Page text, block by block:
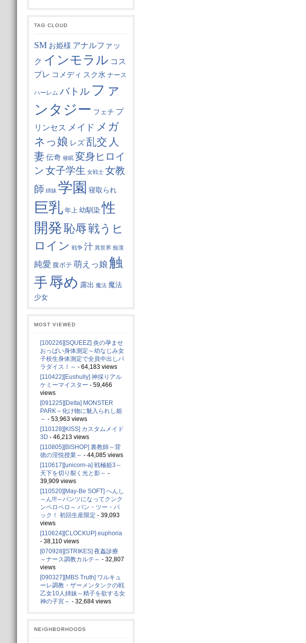
TAG CLOUD
SM お姫様 アナルファッ
ク インモラル コス
プレ コメディ スク水 ナース
ハーレム バトル ファ
ンタジー フェチ プ
リンセス メイド メガ
ネっ娘 レズ 乱交 人
妻 伝奇 催眠 変身ヒロイ
ン女子学生 女戦士 女教
師 姉妹 学園 寝取られ
巨乳 年上 幼馴染 性
開発恥辱戦うヒ
ロイン 戦争 汁 異世界 痴漢
純愛 腹ボテ 萌えっ娘 触
手辱め 露出 魔法 魔法
少女
MOST VIEWED
[100226][SQUEEZ] 炎の孕ませ
おっぱい身体測定～幼なじみ女
子校生身体測定で全員中出しパ
ラダイス！～ - 64,183 views
[110422][Eushully] 神採りアル
ケミーマイスター - 59,466
views
[091225][Delta] MONSTER
PARK～化け物に魅入られし姫
～ - 53,963 views
[110128][KISS] カスタムメイド
3D - 46,213 views
[110805][BISHOP] 裏教師～背
徳の淫悦授業～ - 44,085 views
[110617][unicorn-a] 戦極姫3～
天下を切り裂く光と影～ -
39,909 views
[110520][May-Be SOFT] へんし
～ん!!!～パンツになってクンク
ンペロペロ～ パン・ツー・パ
ック！ 初回生産限定 - 39,093
views
[110624][CLOCKUP] euphoria
- 38,110 views
[070928][STRIKES] 夜姦診療
～ナース調教カルテ～ - 32,807
views
[090327][MBS Truth] ワルキュ
ーレ調教・ザーメンタンクの戦
乙女10人姉妹～精子を欲する女
神の子宮～ - 32,684 views
NEIGHBORHOODS